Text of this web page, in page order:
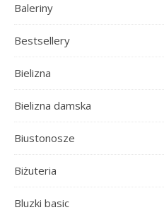
Baleriny
Bestsellery
Bielizna
Bielizna damska
Biustonosze
Biżuteria
Bluzki basic